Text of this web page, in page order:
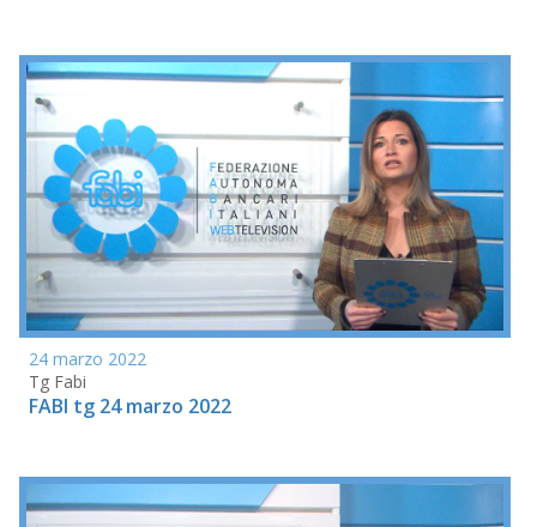
24 marzo 2022
Tg Fabi
FABI tg 24 marzo 2022